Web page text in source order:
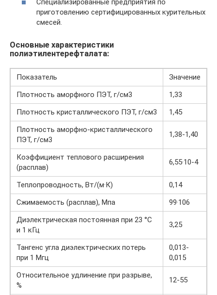
Специализированные предприятия по
приготовлению сертифицированных курительных
смесей.
Основные характеристики
полиэтилентерефталата:
Показатель
Значение
Плотность аморфного ПЭТ, г/см3
1,33
Плотность кристаллического ПЭТ, г/см3
1,45
Плотность аморфно-кристаллического
ПЭТ, г/см3
1,38-1,40
Коэффициент теплового расширения
(расплав)
6,55·10-4
Теплопроводность, Вт/(м·К)
0,14
Сжимаемость (расплав), Мпа
99·106
Диэлектрическая постоянная при 23 °С
и 1 кГц
3,25
Тангенс угла диэлектрических потерь
при 1 Мгц
0,013-
0,015
Относительное удлинение при разрыве,
%
12-55